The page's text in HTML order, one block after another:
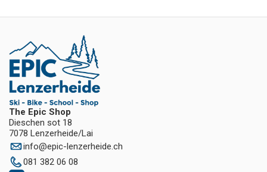
The Epic Shop
Dieschen sot 18
7078 Lenzerheide/Lai
info@epic-lenzerheide.ch
081 382 06 08